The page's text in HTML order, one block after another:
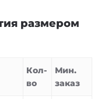
размером
Кол-
во
Мин.
заказ